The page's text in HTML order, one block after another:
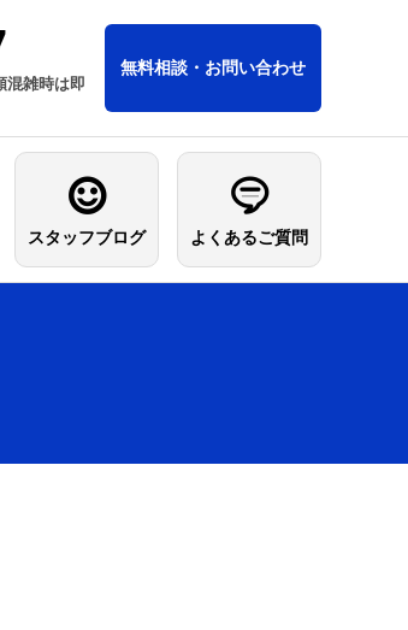
混雑時は即
無料相談・お問い合わせ
スタッフブログ よくあるご質問